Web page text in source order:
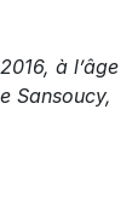
à l’âge
Sansoucy,